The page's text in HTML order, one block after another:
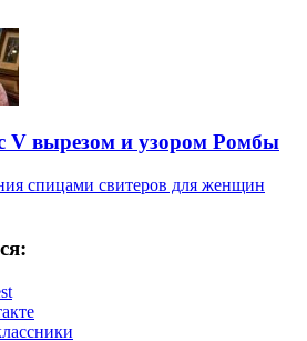
V вырезом и узором Ромбы
спицами свитеров для женщин